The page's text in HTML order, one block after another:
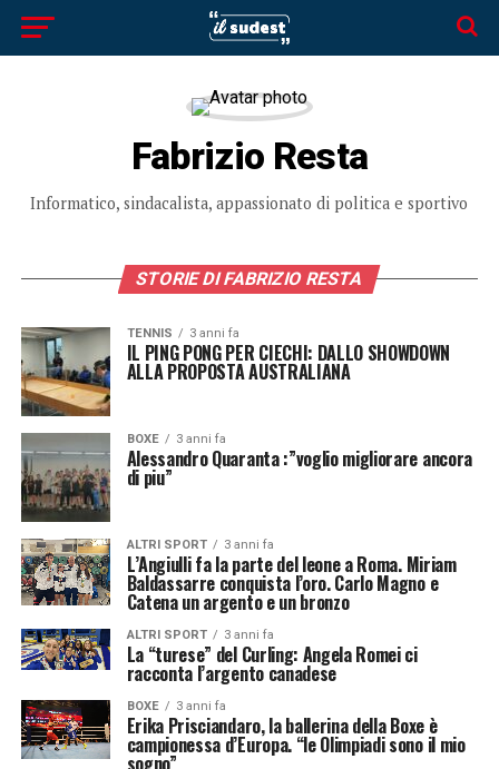
Fabrizio Resta
Informatico, sindacalista, appassionato di politica e sportivo
STORIE DI FABRIZIO RESTA
TENNIS 3 anni fa
IL PING PONG PER CIECHI: DALLO SHOWDOWN
ALLA PROPOSTA AUSTRALIANA
BOXE 3 anni fa
Alessandro Quaranta :”voglio migliorare ancora
di piu”
ALTRI SPORT 3 anni fa
L’Angiulli fa la parte del leone a Roma. Miriam
Baldassarre conquista l’oro. Carlo Magno e
Catena un argento e un bronzo
ALTRI SPORT 3 anni fa
La “turese” del Curling: Angela Romei ci
racconta l’argento canadese
BOXE 3 anni fa
Erika Prisciandaro, la ballerina della Boxe è
campionessa d’Europa. “le Olimpiadi sono il mio
sogno”